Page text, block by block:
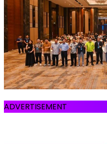
ADVERTISEMENT